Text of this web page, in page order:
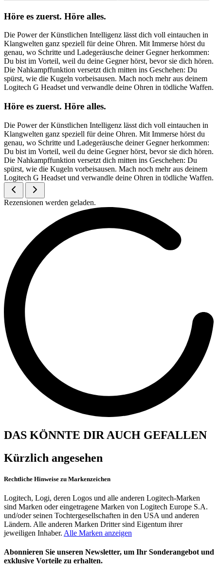
Höre es zuerst. Höre alles.
Die Power der Künstlichen Intelligenz lässt dich voll eintauchen in
Klangwelten ganz speziell für deine Ohren. Mit Immerse hörst du
genau, wo Schritte und Ladegeräusche deiner Gegner herkommen:
Du bist im Vorteil, weil du deine Gegner hörst, bevor sie dich hören.
Die Nahkampffunktion versetzt dich mitten ins Geschehen: Du
spürst, wie die Kugeln vorbeisausen. Mach noch mehr aus deinem
Logitech G Headset und verwandle deine Ohren in tödliche Waffen.
Höre es zuerst. Höre alles.
Die Power der Künstlichen Intelligenz lässt dich voll eintauchen in
Klangwelten ganz speziell für deine Ohren. Mit Immerse hörst du
genau, wo Schritte und Ladegeräusche deiner Gegner herkommen:
Du bist im Vorteil, weil du deine Gegner hörst, bevor sie dich hören.
Die Nahkampffunktion versetzt dich mitten ins Geschehen: Du
spürst, wie die Kugeln vorbeisausen. Mach noch mehr aus deinem
Logitech G Headset und verwandle deine Ohren in tödliche Waffen.
Rezensionen werden geladen.
DAS KÖNNTE DIR AUCH GEFALLEN
Kürzlich angesehen
Rechtliche Hinweise zu Markenzeichen
Logitech, Logi, deren Logos und alle anderen Logitech-Marken
sind Marken oder eingetragene Marken von Logitech Europe S.A.
und/oder seinen Tochtergesellschaften in den USA und anderen
Ländern. Alle anderen Marken Dritter sind Eigentum ihrer
jeweiligen Inhaber. Alle Marken anzeigen
Abonnieren Sie unseren Newsletter, um Ihr Sonderangebot und
exklusive Vorteile zu erhalten.